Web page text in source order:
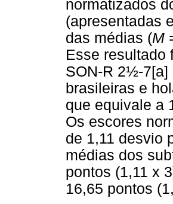
normatizados
(apresentadas
das médias (M
Esse resultado
SON-R 2½-7[a]
brasileiras e
que equivale a
Os escores
de 1,11 desvio
médias dos
pontos (1,11 x
16,65 pontos